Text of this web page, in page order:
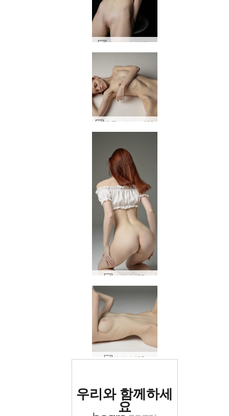
바이 비키니 #34
Vi 콘트라스트 #33
뷔 밀키 #25
뷔 밀키 #37
로 평가됨
우리와 함께하세
요